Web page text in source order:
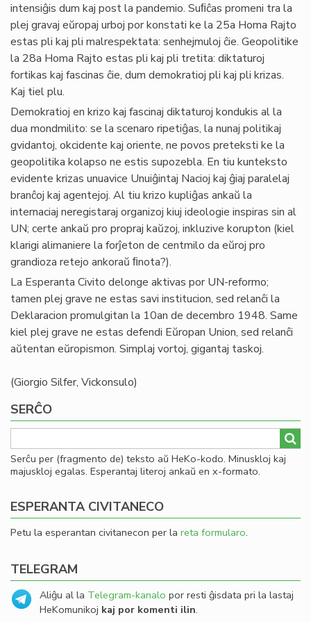
intensiĝis dum kaj post la pandemio. Suﬁĉas promeni tra la
plej gravaj eŭropaj urboj por konstati ke la 25a Homa Rajto
estas pli kaj pli malrespektata: senhejmuloj ĉie. Geopolitike
la 28a Homa Rajto estas pli kaj pli tretita: diktaturoj
fortikas kaj fascinas ĉie, dum demokratioj pli kaj pli krizas.
Kaj tiel plu.
Demokratioj en krizo kaj fascinaj diktaturoj kondukis al la
dua mondmilito: se la scenaro ripetiĝas, la nunaj politikaj
gvidantoj, okcidente kaj oriente, ne povos preteksti ke la
geopolitika kolapso ne estis supozebla. En tiu kunteksto
evidente krizas unuavice Unuiĝintaj Nacioj kaj ĝiaj paralelaj
branĉoj kaj agentejoj. Al tiu krizo kupliĝas ankaŭ la
internaciaj neregistaraj organizoj kiuj ideologie inspiras sin al
UN; certe ankaŭ pro propraj kaŭzoj, inkluzive korupton (kiel
klarigi alimaniere la forĵeton de centmilo da eŭroj pro
grandioza retejo ankoraŭ ﬁnota?).
La Esperanta Civito delonge aktivas por UN-reformo;
tamen plej grave ne estas savi institucion, sed relanĉi la
Deklaracion promulgitan la 10an de decembro 1948. Same
kiel plej grave ne estas defendi Eŭropan Union, sed relanĉi
aŭtentan eŭropismon. Simplaj vortoj, gigantaj taskoj.
(Giorgio Silfer, Vickonsulo)
SERĈO
Serĉu per (fragmento de) teksto aŭ HeKo-kodo. Minuskloj kaj
majuskloj egalas. Esperantaj literoj ankaŭ en x-formato.
ESPERANTA CIVITANECO
Petu la esperantan civitanecon per la reta formularo.
TELEGRAM
Aliĝu al la Telegram-kanalo por resti ĝisdata pri la lastaj
HeKomunikoj kaj por komenti ilin.